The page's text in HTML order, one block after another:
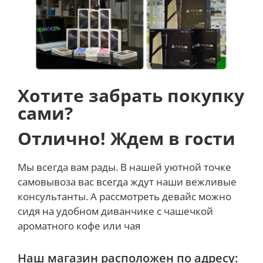
Samsung Galaxy S25+ – это стильное устройство с
интеллектуальными возможностями для яркой
жизни.
Хотите забрать покупку
сами?
Отлично! Ждем в гости
Мы всегда вам рады. В нашей уютной точке
самовывоза вас всегда ждут наши вежливые
консультанты. А рассмотреть девайс можно
сидя на удобном диванчике с чашечкой
ароматного кофе или чая
Наш магазин расположен по адресу: